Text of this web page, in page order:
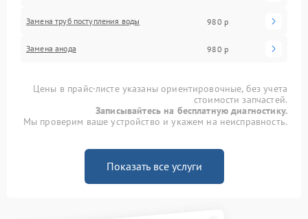
Замена труб поступления воды 980 р
Замена анода 980 р
Цены в прайс-листе указаны ориентировочные, без учета
стоимости запчастей.
Записывайтесь на бесплатную диагностику.
Мы проверим ваше устройство и укажем на неисправность.
Показать все услуги